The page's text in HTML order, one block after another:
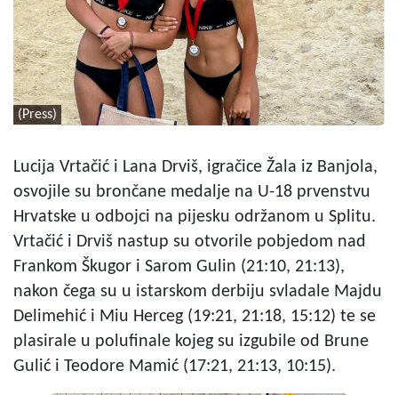
(Press)
Lucija Vrtačić i Lana Drviš, igračice Žala iz Banjola,
osvojile su brončane medalje na U-18 prvenstvu
Hrvatske u odbojci na pijesku održanom u Splitu.
Vrtačić i Drviš nastup su otvorile pobjedom nad
Frankom Škugor i Sarom Gulin (21:10, 21:13),
nakon čega su u istarskom derbiju svladale Majdu
Delimehić i Miu Herceg (19:21, 21:18, 15:12) te se
plasirale u polufinale kojeg su izgubile od Brune
Gulić i Teodore Mamić (17:21, 21:13, 10:15).